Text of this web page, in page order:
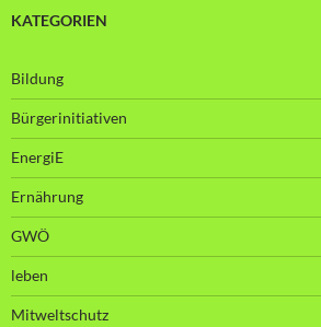
KATEGORIEN
Bildung
Bürgerinitiativen
EnergiE
Ernährung
GWÖ
leben
Mitweltschutz